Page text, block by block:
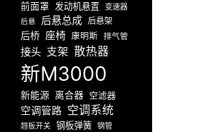
前面罩 发动机悬置 变速器
后悬 后悬总成 后悬架
后桥 座椅 康明斯 排气管
接头 支架 散热器
新M3000
新能源 离合器 空滤器
空调管路 空调系统
翘板开关 钢板弹簧 钢管